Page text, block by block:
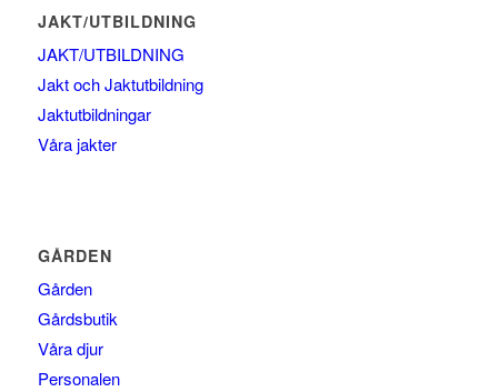
JAKT/UTBILDNING
JAKT/UTBILDNING
Jakt och Jaktutbildning
Jaktutbildningar
Våra jakter
GÅRDEN
Gården
Gårdsbutik
Våra djur
Personalen